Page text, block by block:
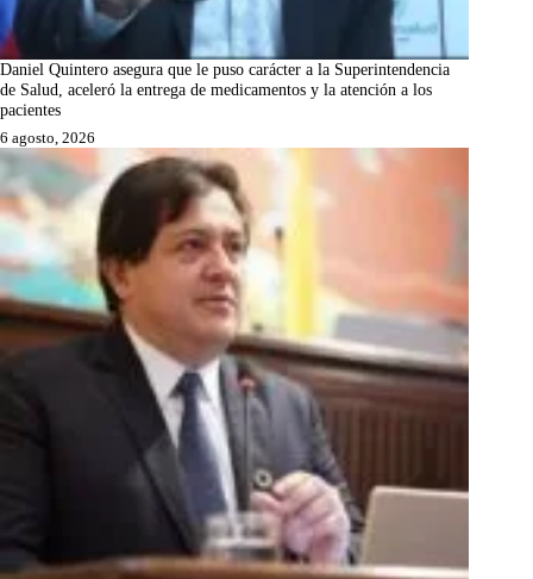
Daniel Quintero asegura que le puso carácter a la Superintendencia
de Salud, aceleró la entrega de medicamentos y la atención a los
pacientes
6 agosto, 2026